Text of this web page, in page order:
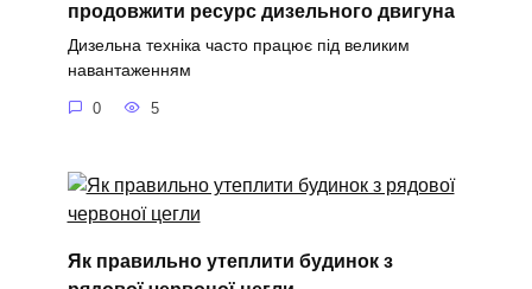
продовжити ресурс дизельного двигуна
Дизельна техніка часто працює під великим
навантаженням
0 5
Як правильно утеплити будинок з